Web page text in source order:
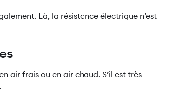
Là, la résistance électrique n’est
air frais ou en air chaud. S’il est très